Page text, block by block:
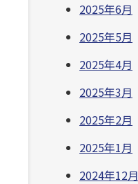
2025年6月
2025年5月
2025年4月
2025年3月
2025年2月
2025年1月
2024年12月